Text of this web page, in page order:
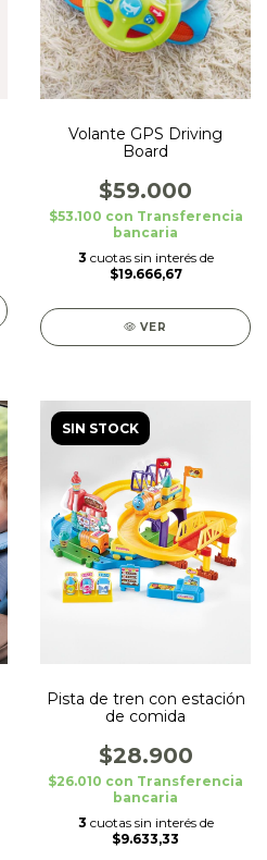
Volante GPS Driving
Board
$59.000
$53.100 con Transferencia
bancaria
3 cuotas sin interés de
$19.666,67
VER
SIN STOCK
Pista de tren con estación
de comida
$28.900
$26.010 con Transferencia
bancaria
3 cuotas sin interés de
$9.633,33